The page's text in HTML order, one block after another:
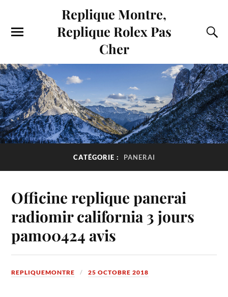
Replique Montre,
Replique Rolex Pas
Cher
CATÉGORIE : PANERAI
Officine replique panerai
radiomir california 3 jours
pam00424 avis
REPLIQUEMONTRE 25 OCTOBRE 2018